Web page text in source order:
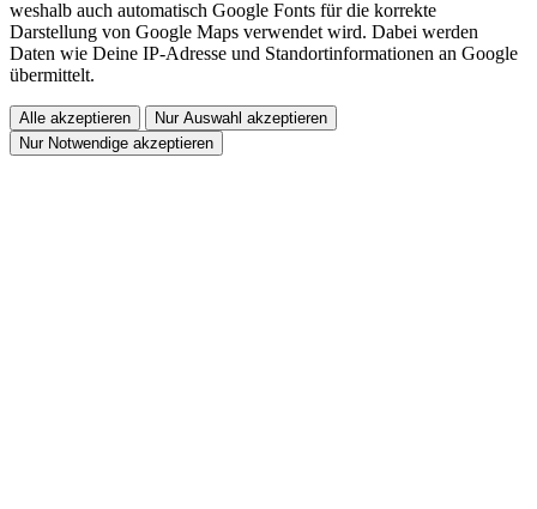
weshalb auch automatisch Google Fonts für die korrekte
Darstellung von Google Maps verwendet wird. Dabei werden
Daten wie Deine IP-Adresse und Standortinformationen an Google
übermittelt.
Alle akzeptieren
Nur Auswahl akzeptieren
Nur Notwendige akzeptieren